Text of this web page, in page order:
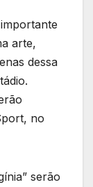
arte,
dessa
no
serão